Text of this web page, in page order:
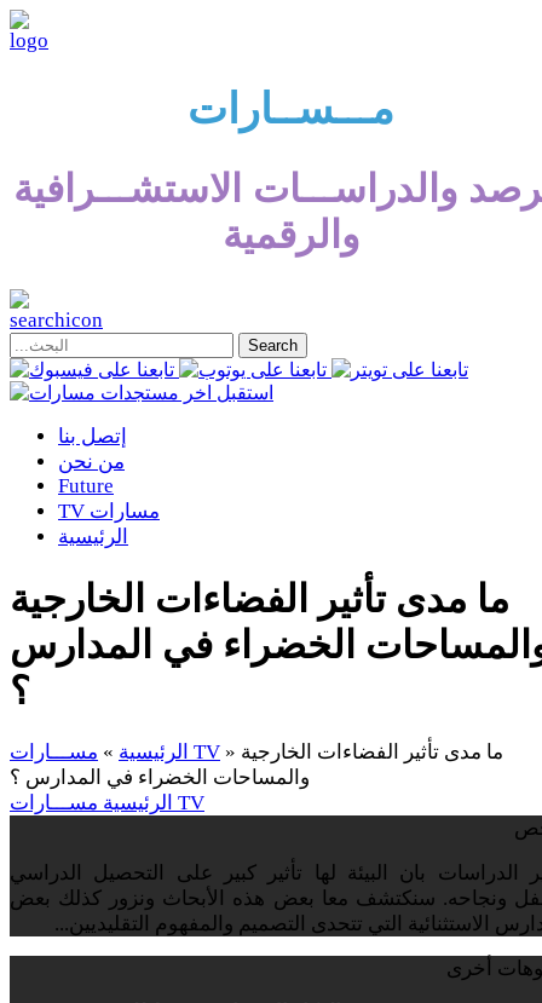
مـــســارات
والدراســـات الاستشـــرافية
والرقمية
إتصل بنا
من نحن
Future
TV مسارات
الرئيسية
ما مدى تأثير الفضاءات الخارجية
الخضراء في المدارس
؟
الرئيسية » مســـارات TV » ما مدى تأثير الفضاءات الخارجية
والمساحات الخضراء في المدارس ؟
الرئيسية مســـارات TV
الدراسات بان البيئة لها تأثير كبير على التحصيل الدراسي
ونجاحه. سنکتشف معا بعض هذه الأبحاث ونزور كذلك بعض
الاستثنائية التي تتحدى التصميم والمفهوم التقليديين...
أخرى